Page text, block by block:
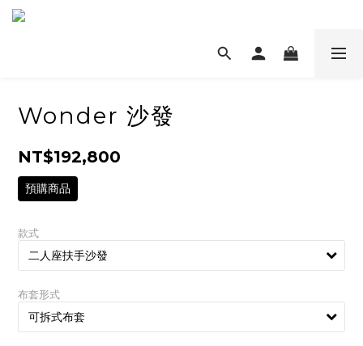
Wonder 沙發
NT$192,800
預購商品
款式
布套形式